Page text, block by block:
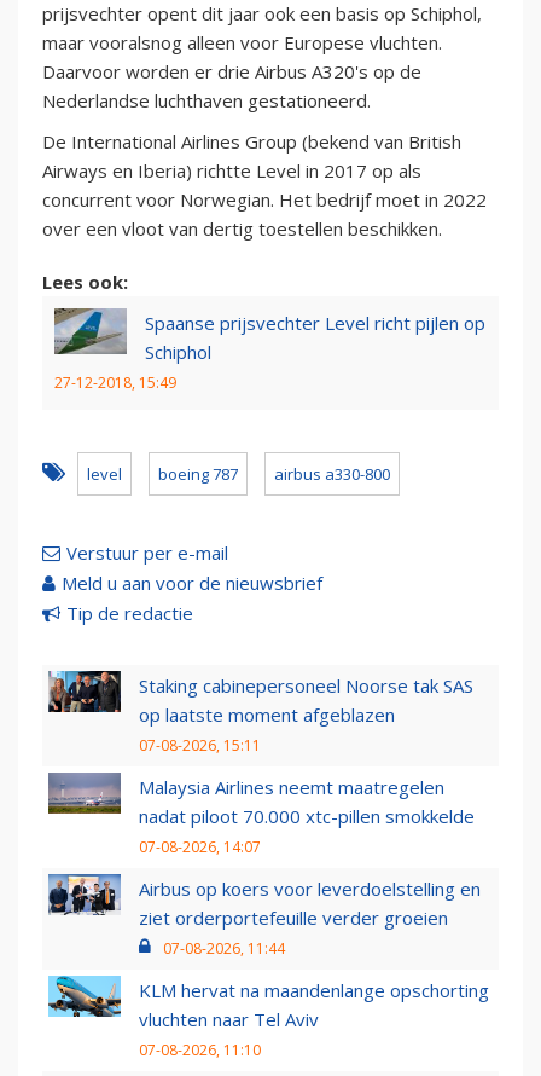
prijsvechter opent dit jaar ook een basis op Schiphol,
maar vooralsnog alleen voor Europese vluchten.
Daarvoor worden er drie Airbus A320's op de
Nederlandse luchthaven gestationeerd.
De International Airlines Group (bekend van British
Airways en Iberia) richtte Level in 2017 op als
concurrent voor Norwegian. Het bedrijf moet in 2022
over een vloot van dertig toestellen beschikken.
Lees ook:
Spaanse prijsvechter Level richt pijlen op
Schiphol
27-12-2018, 15:49
level boeing 787 airbus a330-800
Verstuur per e-mail
Meld u aan voor de nieuwsbrief
Tip de redactie
Staking cabinepersoneel Noorse tak SAS
op laatste moment afgeblazen
07-08-2026, 15:11
Malaysia Airlines neemt maatregelen
nadat piloot 70.000 xtc-pillen smokkelde
07-08-2026, 14:07
Airbus op koers voor leverdoelstelling en
ziet orderportefeuille verder groeien
07-08-2026, 11:44
KLM hervat na maandenlange opschorting
vluchten naar Tel Aviv
07-08-2026, 11:10